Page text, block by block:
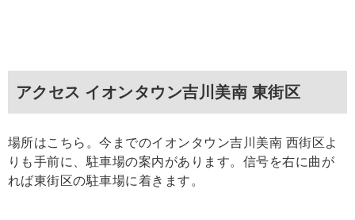
アクセス イオンタウン吉川美南 東街区
場所はこちら。今までのイオンタウン吉川美南 西街区よ
りも手前に、駐車場の案内があります。信号を右に曲が
れば東街区の駐車場に着きます。